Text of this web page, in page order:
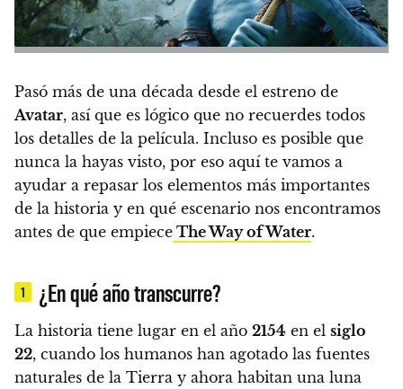
Pasó más de una década desde el estreno de
Avatar, así que es lógico que no recuerdes todos
los detalles de la película. Incluso es posible que
nunca la hayas visto, por eso aquí te vamos a
ayudar a repasar los elementos más importantes
de la historia y en qué escenario nos encontramos
antes de que empiece The Way of Water.
1 ¿En qué año transcurre?
La historia tiene lugar en el año 2154 en el siglo
22, cuando los humanos han agotado las fuentes
naturales de la Tierra y ahora habitan una luna